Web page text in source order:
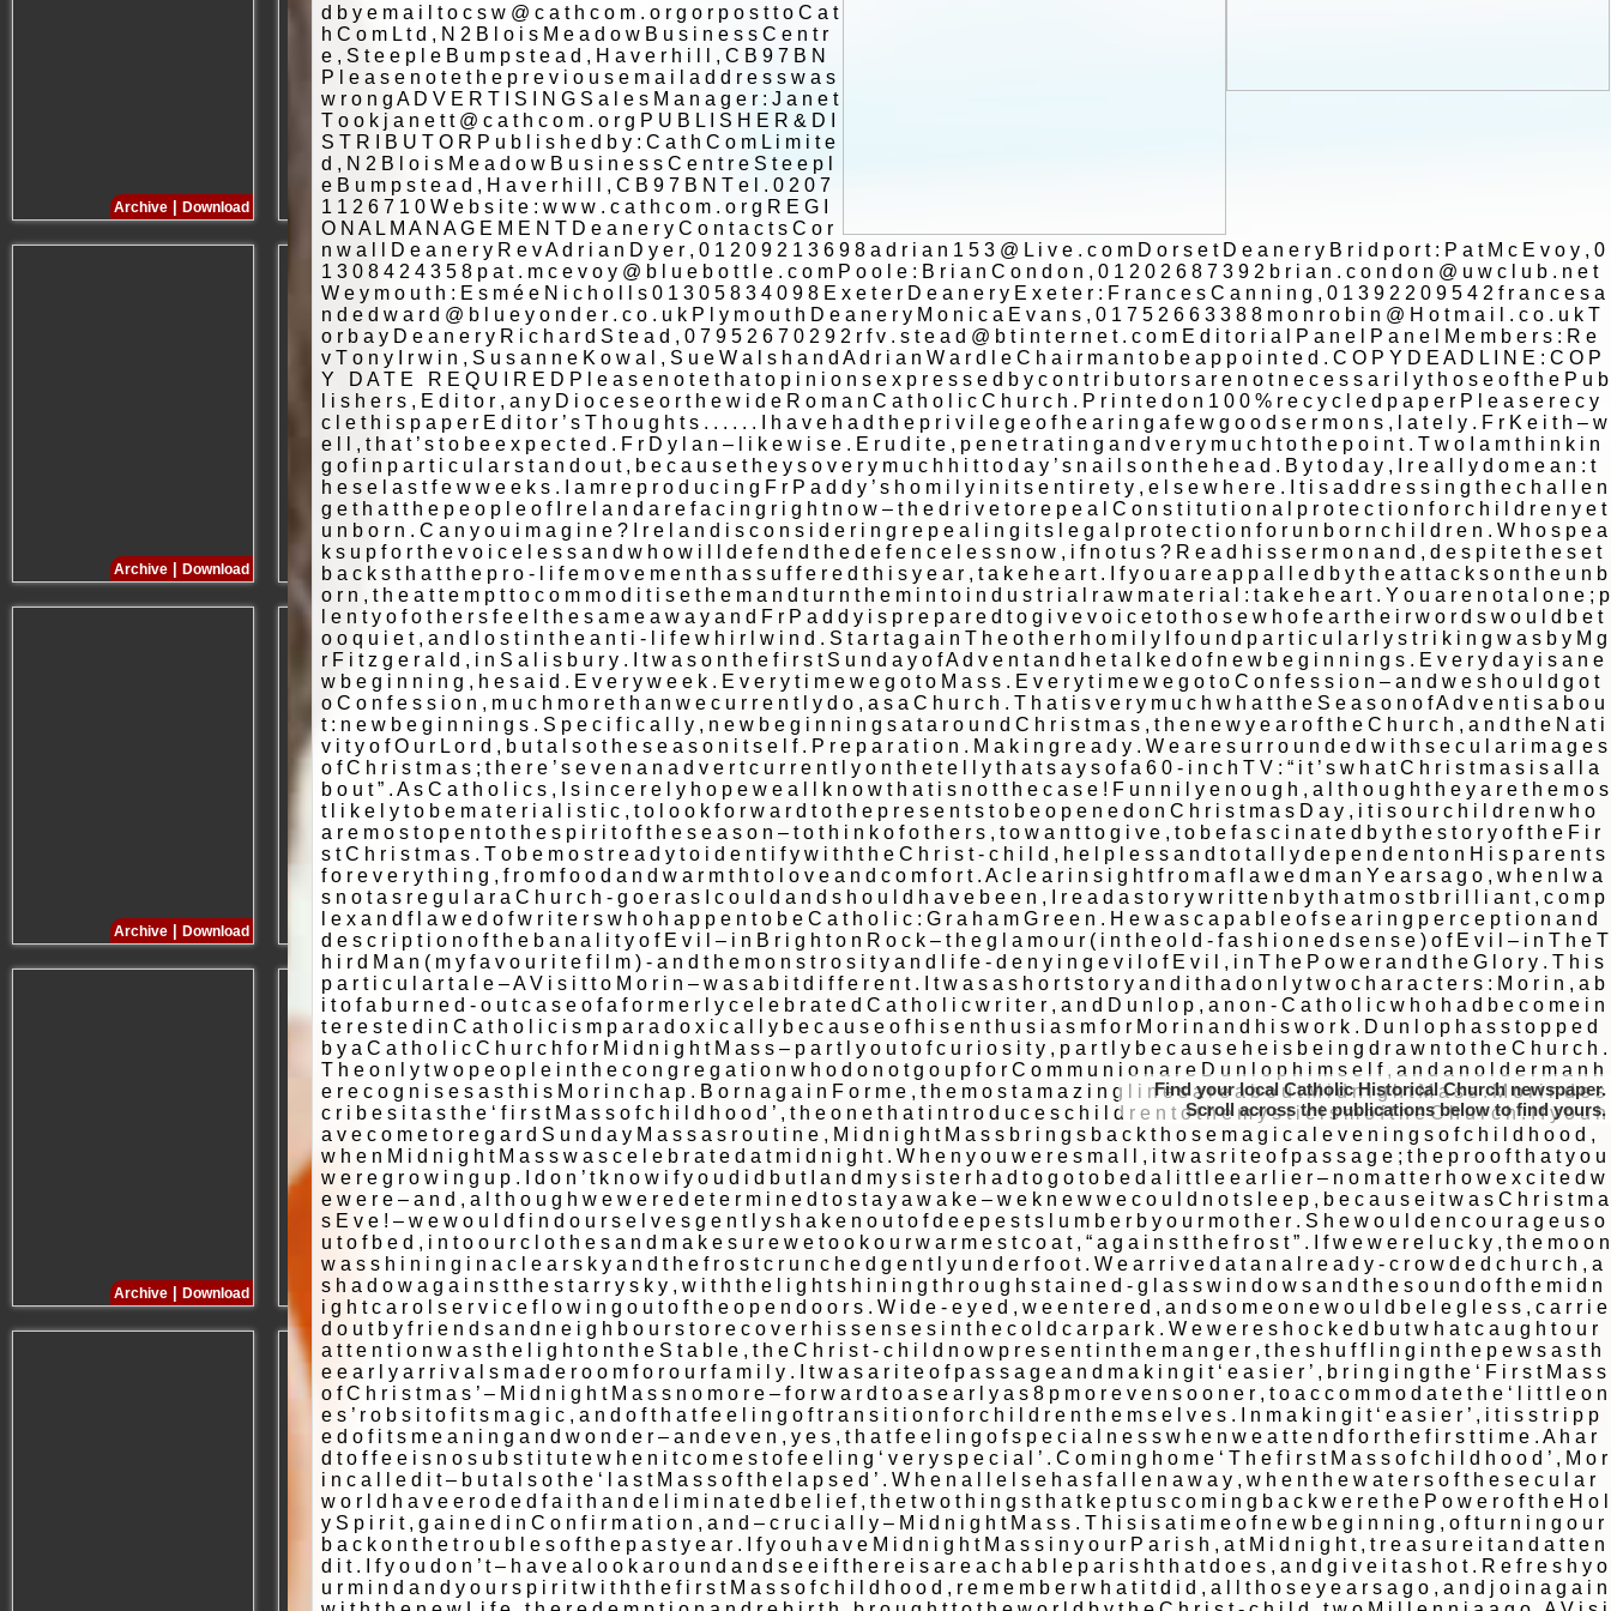
Archive Download Archive| Download Archive| Download
Archive Download Archive |Download Archive |Download Archive |Download Archive | Download Archive|Download
Archive Download Archive | Download Archive | Download Archive | Download Archive | Download Archive | Download
Archive Download Archive| Download Archive |Download Archive | Download Archive | Download Archive| Download
Find your local Catholic Historical Church newspaper.
Scroll
to find yours.